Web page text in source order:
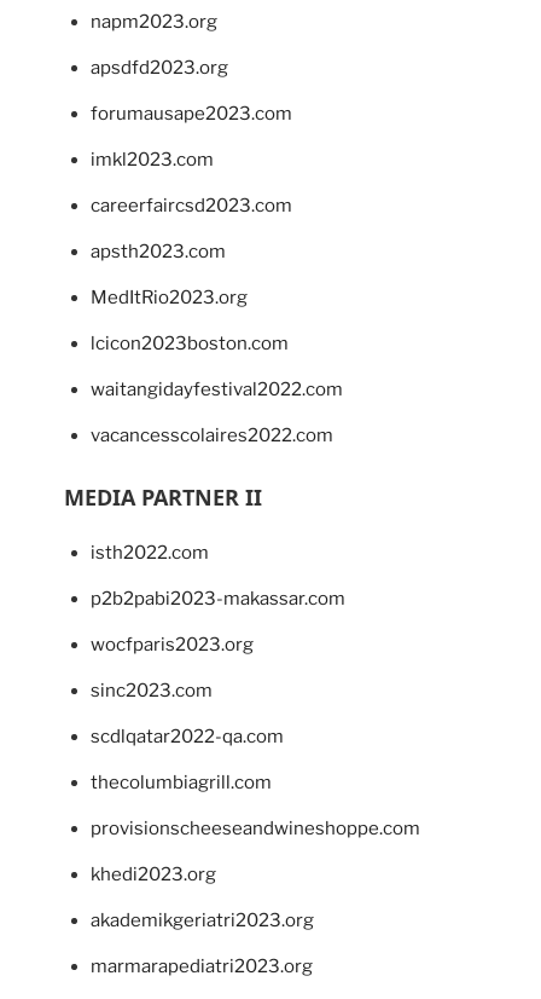
napm2023.org
apsdfd2023.org
forumausape2023.com
imkl2023.com
careerfaircsd2023.com
apsth2023.com
MedItRio2023.org
lcicon2023boston.com
waitangidayfestival2022.com
vacancesscolaires2022.com
MEDIA PARTNER II
isth2022.com
p2b2pabi2023-makassar.com
wocfparis2023.org
sinc2023.com
scdlqatar2022-qa.com
thecolumbiagrill.com
provisionscheeseandwineshoppe.com
khedi2023.org
akademikgeriatri2023.org
marmarapediatri2023.org